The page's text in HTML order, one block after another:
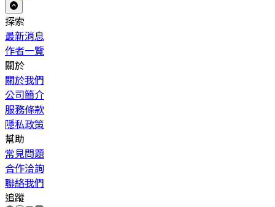
探索
最新消息
作者一覽
關於
關於我們
公司簡介
服務條款
隱私政策
幫助
常見問題
合作洽詢
聯絡我們
追蹤